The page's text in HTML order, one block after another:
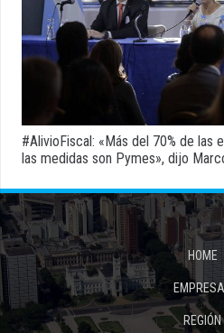
#AlivioFiscal: «Más del 70% de las
las medidas son Pymes», dijo
HOME
REGIÓN